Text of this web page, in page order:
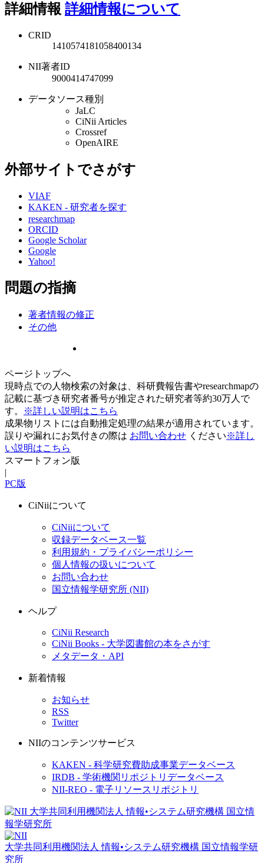
詳細情報 詳細情報について
CRID
1410574181058400134
NII著者ID
9000414747099
データソース種別
JaLC
CiNii Articles
Crossref
OpenAIRE
外部サイトでさがす
VIAF
KAKEN - 研究者を探す
researchmap
ORCID
Google Scholar
Google
Yahoo!
問題の指摘
著者情報の修正
その他
ページトップへ
現時点での人物検索の対象は、科研費報告書やresearchmapの
記載に基づき研究者番号が推定された研究者等約30万人で
す。
※詳しい説明はこちら
成果物リストには自動推定処理の結果が適用されています。
誤りや漏れにお気付きの際は お問い合わせ ください※詳し
い説明はこちら
スマートフォン版
|
PC版
CiNiiについて
CiNiiについて
収録データベース一覧
利用規約・プライバシーポリシー
個人情報の扱いについて
お問い合わせ
国立情報学研究所 (NII)
ヘルプ
CiNii Research
CiNii Books - 大学図書館の本をさがす
メタデータ・API
新着情報
お知らせ
RSS
Twitter
NIIのコンテンツサービス
KAKEN - 科学研究費助成事業データベース
IRDB - 学術機関リポジトリデータベース
NII-REO - 電子リソースリポジトリ
大学共同利用機関法人 情報•システム研究機構 国立情報学研
究所